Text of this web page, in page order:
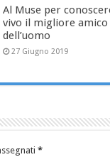
Al Muse per
vivo il migliore amico
dell’uomo
27 Giugno 2019
*